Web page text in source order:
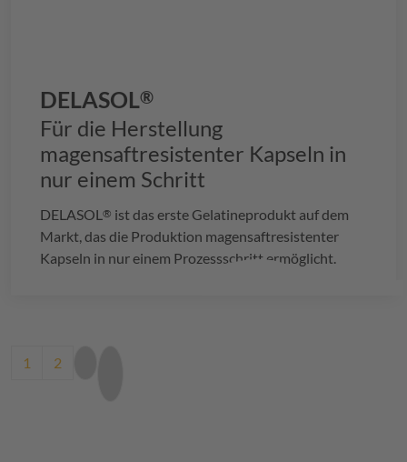
DELASOL®
Für die Herstellung
magensaftresistenter Kapseln in
nur einem Schritt
DELASOL ® ist das erste Gelatineprodukt auf dem
Markt, das die Produktion magensaftresistenter
Kapseln in nur einem Prozessschritt ermöglicht.
Current page
1 Page
2